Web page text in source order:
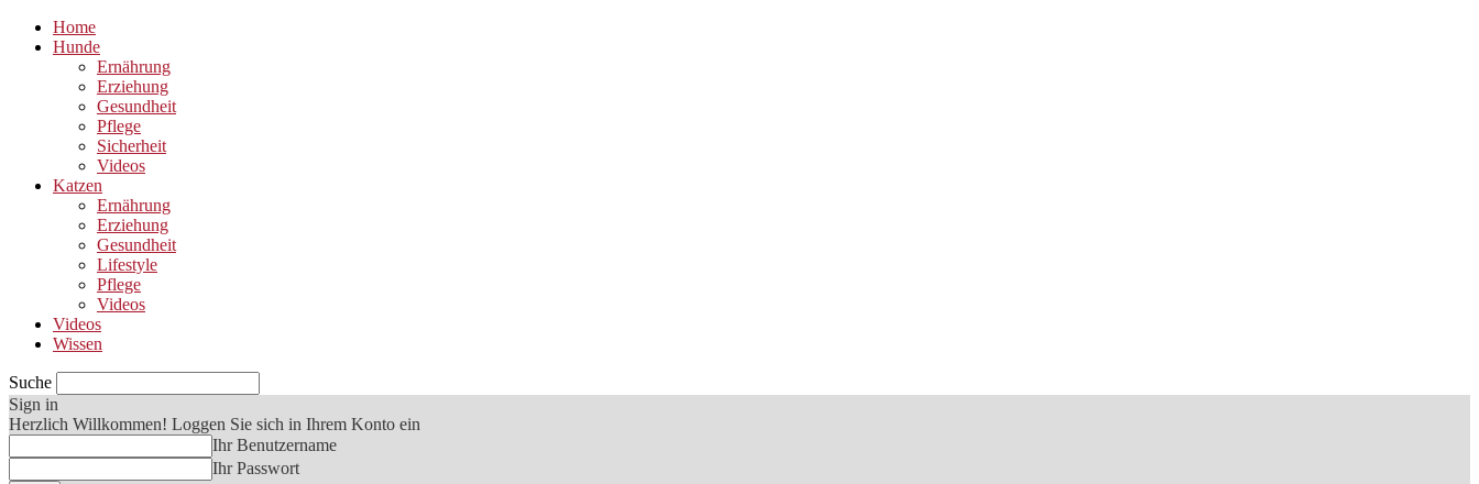
Home
Hunde
Ernährung
Erziehung
Gesundheit
Pflege
Sicherheit
Videos
Katzen
Ernährung
Erziehung
Gesundheit
Lifestyle
Pflege
Videos
Videos
Wissen
Suche
Sign in
Herzlich Willkommen! Loggen Sie sich in Ihrem Konto ein
Ihr Benutzername
Ihr Passwort